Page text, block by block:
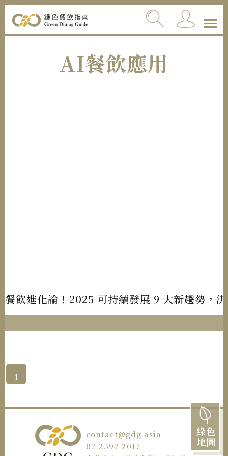
綠色
地圖
AI餐飲應用
餐飲進化論！2025 可持續發展 9 大新趨勢，
1
contact@gdg.asia
02 2592 2017